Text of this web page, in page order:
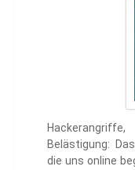
Belästigung:
die uns online